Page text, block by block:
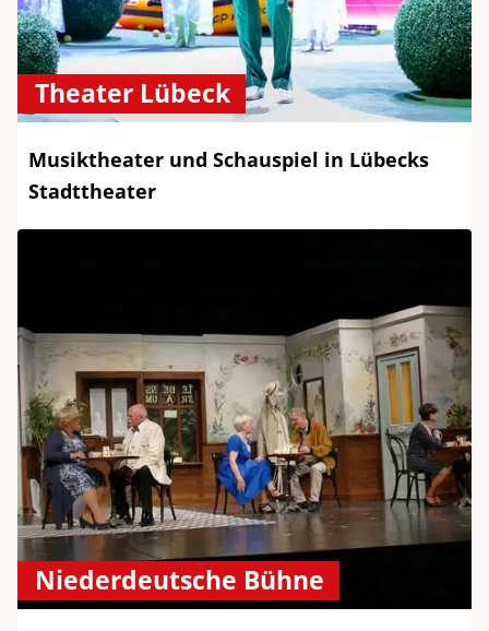
Theater Lübeck
Musiktheater und Schauspiel in Lübecks
Stadttheater
Niederdeutsche Bühne